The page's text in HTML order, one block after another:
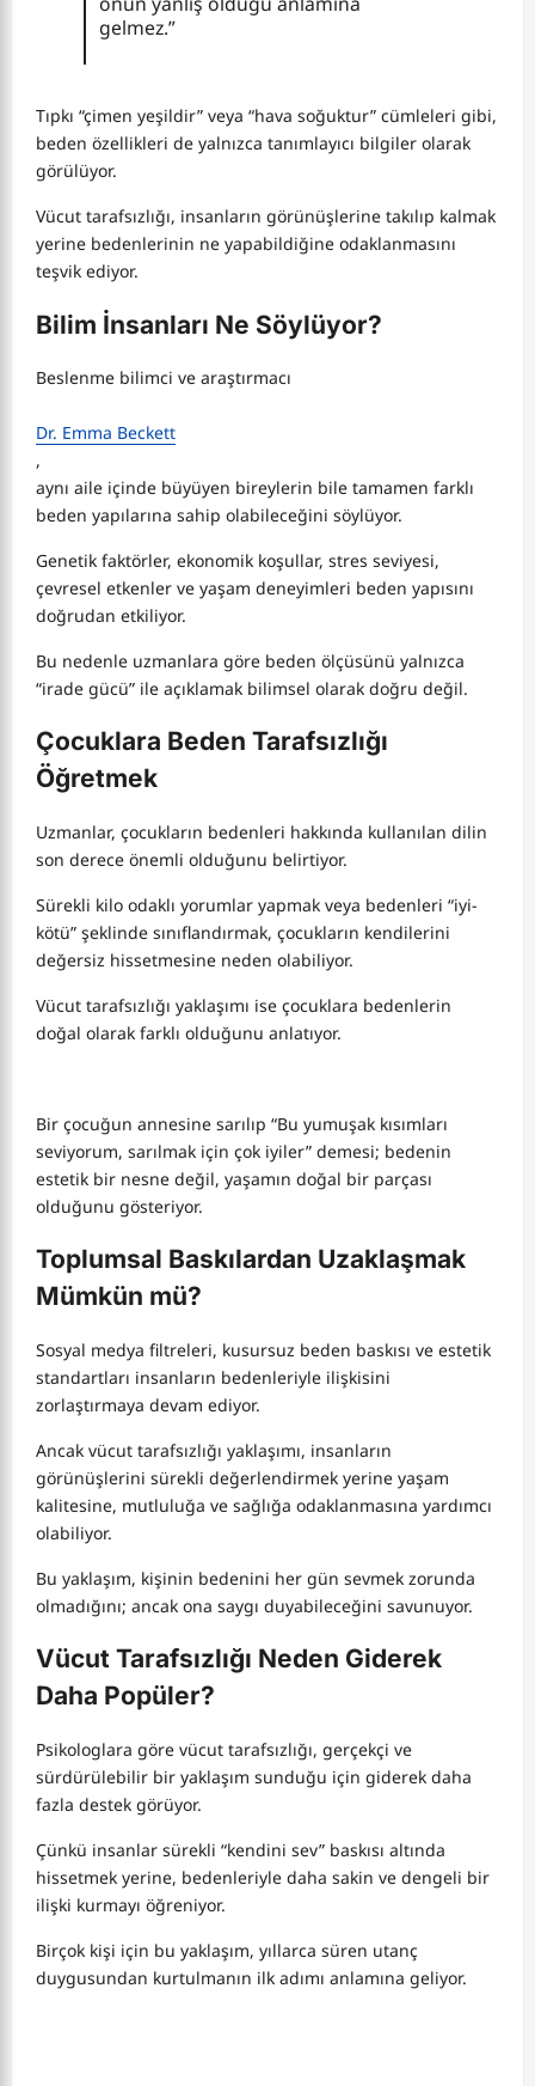
gelmez.”
Tıpkı “çimen yeşildir” veya “hava soğuktur” cümleleri gibi,
beden özellikleri de yalnızca tanımlayıcı bilgiler olarak
görülüyor.
Vücut tarafsızlığı, insanların görünüşlerine takılıp kalmak
yerine bedenlerinin ne yapabildiğine odaklanmasını
teşvik ediyor.
Bilim İnsanları Ne Söylüyor?
Beslenme bilimci ve araştırmacı
Dr. Emma Beckett
,
aynı aile içinde büyüyen bireylerin bile tamamen farklı
beden yapılarına sahip olabileceğini söylüyor.
Genetik faktörler, ekonomik koşullar, stres seviyesi,
çevresel etkenler ve yaşam deneyimleri beden yapısını
doğrudan etkiliyor.
Bu nedenle uzmanlara göre beden ölçüsünü yalnızca
“irade gücü” ile açıklamak bilimsel olarak doğru değil.
Çocuklara Beden Tarafsızlığı
Öğretmek
Uzmanlar, çocukların bedenleri hakkında kullanılan dilin
son derece önemli olduğunu belirtiyor.
Sürekli kilo odaklı yorumlar yapmak veya bedenleri “iyi-
kötü” şeklinde sınıflandırmak, çocukların kendilerini
değersiz hissetmesine neden olabiliyor.
Vücut tarafsızlığı yaklaşımı ise çocuklara bedenlerin
doğal olarak farklı olduğunu anlatıyor.
Bir çocuğun annesine sarılıp “Bu yumuşak kısımları
seviyorum, sarılmak için çok iyiler” demesi; bedenin
estetik bir nesne değil, yaşamın doğal bir parçası
olduğunu gösteriyor.
Toplumsal Baskılardan Uzaklaşmak
Mümkün mü?
Sosyal medya filtreleri, kusursuz beden baskısı ve estetik
standartları insanların bedenleriyle ilişkisini
zorlaştırmaya devam ediyor.
Ancak vücut tarafsızlığı yaklaşımı, insanların
görünüşlerini sürekli değerlendirmek yerine yaşam
kalitesine, mutluluğa ve sağlığa odaklanmasına yardımcı
olabiliyor.
Bu yaklaşım, kişinin bedenini her gün sevmek zorunda
olmadığını; ancak ona saygı duyabileceğini savunuyor.
Vücut Tarafsızlığı Neden Giderek
Daha Popüler?
Psikologlara göre vücut tarafsızlığı, gerçekçi ve
sürdürülebilir bir yaklaşım sunduğu için giderek daha
fazla destek görüyor.
Çünkü insanlar sürekli “kendini sev” baskısı altında
hissetmek yerine, bedenleriyle daha sakin ve dengeli bir
ilişki kurmayı öğreniyor.
Birçok kişi için bu yaklaşım, yıllarca süren utanç
duygusundan kurtulmanın ilk adımı anlamına geliyor.